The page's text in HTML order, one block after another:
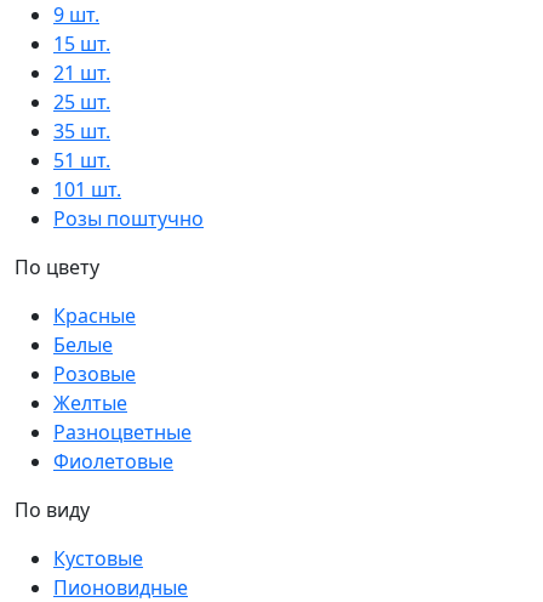
9 шт.
15 шт.
21 шт.
25 шт.
35 шт.
51 шт.
101 шт.
Розы поштучно
По цвету
Красные
Белые
Розовые
Желтые
Разноцветные
Фиолетовые
По виду
Кустовые
Пионовидные